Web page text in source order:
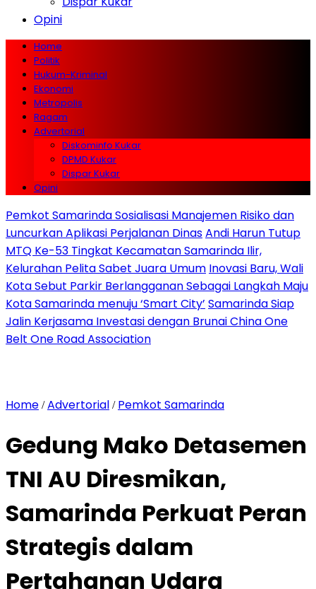
Opini
Home
Politik
Hukum-Kriminal
Ekonomi
Metropolis
Ragam
Advertorial
Diskominfo Kukar
DPMD Kukar
Dispar Kukar
Opini
Pemkot Samarinda Sosialisasi Manajemen Risiko dan
Luncurkan Aplikasi Perjalanan DinasAndi Harun Tutup
MTQ Ke-53 Tingkat Kecamatan Samarinda Ilir,
Kelurahan Pelita Sabet Juara Umum Inovasi Baru, Wali
Kota Sebut Parkir Berlangganan Sebagai Langkah Maju
Kota Samarinda menuju ‘Smart City’ Samarinda Siap
Jalin Kerjasama Investasi dengan Brunai China One
Belt One Road Association
Home /Advertorial / Pemkot Samarinda
Gedung Mako Detasemen
TNI AU Diresmikan,
Samarinda Perkuat Peran
Strategis dalam
Pertahanan Udara